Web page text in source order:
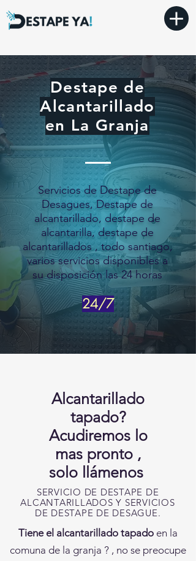
Destape de
Alcantarillado
en La Granja
Servicios de Destape de
Desagues, Destape de
alcantarillado, destape de
alcantarilla, destape de
alcantarillados , todo santiago,
varios servicios disponibles a
sudisposición las 24 horas
24/7
Alcantarillado
tapado?
Acudiremos lo
mas pronto ,
solo
llámenos
SERVICIO DE DESTAPE DE
ALCANTARILLADOS Y SERVICIOS
DE DESTAPE DE DESAGUE.
Tiene el alcantarillado tapado en la
comuna de la granja ? , no se preocupe